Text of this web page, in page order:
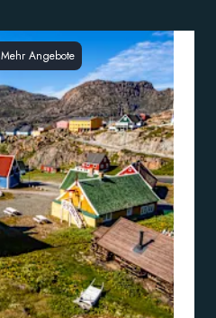
Mehr Angebote